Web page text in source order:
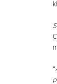
“